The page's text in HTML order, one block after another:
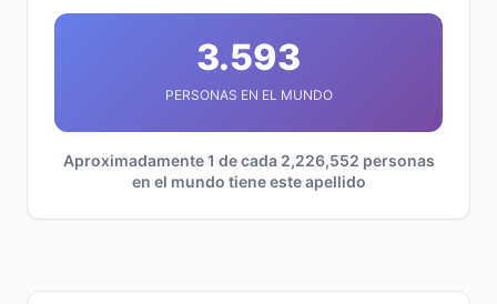
3.593
PERSONAS EN EL MUNDO
Aproximadamente 1 de cada 2,226,552 personas
en el mundo tiene este apellido